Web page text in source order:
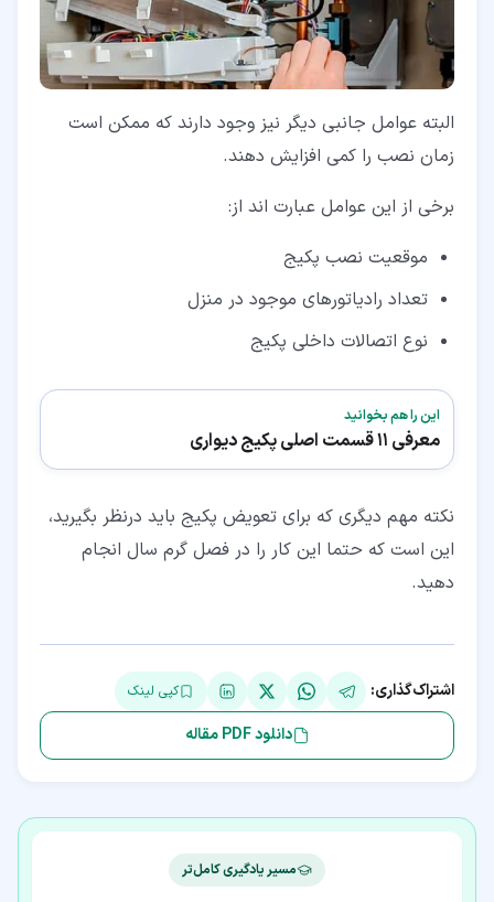
البته عوامل جانبی دیگر نیز وجود دارند که ممکن است
زمان نصب را کمی افزایش دهند.
برخی از این عوامل عبارت اند از:
موقعیت نصب پکیج
تعداد رادیاتورهای موجود در منزل
نوع اتصالات داخلی پکیج
این را هم بخوانید
معرفی 11 قسمت اصلی پکیج دیواری
نکته مهم دیگری که برای تعویض پکیج باید درنظر بگیرید،
این است که حتما این کار را در فصل گرم سال انجام
دهید.
اشتراک‌گذاری: کپی لینک
دانلود PDF مقاله
مسیر یادگیری کامل‌تر